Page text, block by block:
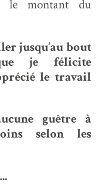
le montant du
jusqu’au bout
je félicite
le travail
guêtre à
selon les